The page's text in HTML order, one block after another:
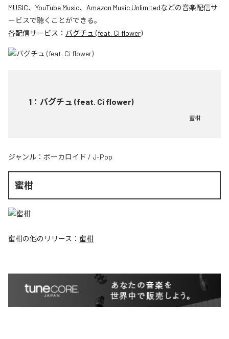
MUSIC、 YouTube Music、 Amazon Music Unlimitedなどの音楽配信サ
ービスで聴くことができる。
各配信サービス： バグチュ (feat. Ci flower)
1 ： バグチュ (feat. Ci flower)
蜜柑
ジャンル： ボーカロイド / J-Pop
蜜柑
蜜柑の他のリリース： 蜜柑